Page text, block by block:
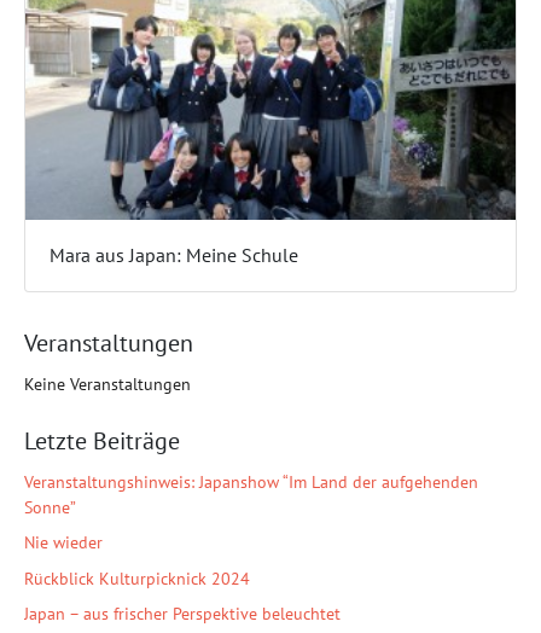
Mara aus Japan: Meine Schule
Veranstaltungen
Keine Veranstaltungen
Letzte Beiträge
Veranstaltungshinweis: Japanshow “Im Land der aufgehenden
Sonne”
Nie wieder
Rückblick Kulturpicknick 2024
Japan – aus frischer Perspektive beleuchtet